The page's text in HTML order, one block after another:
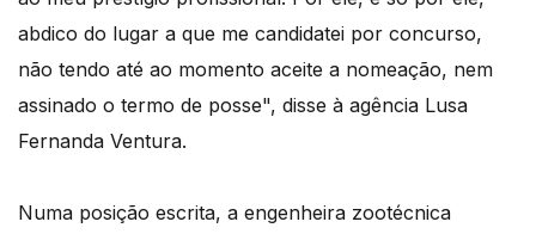
abdico do lugar a que me candidatei por concurso,
não tendo até ao momento aceite a nomeação, nem
assinado o termo de posse", disse à agência Lusa
Fernanda Ventura.
Numa posição escrita, a engenheira zootécnica